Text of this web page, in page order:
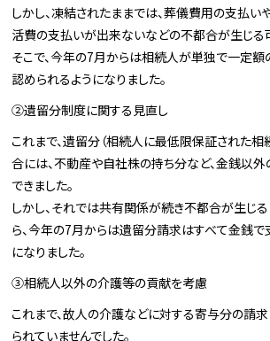
しかし、凍結されたままでは、葬儀費用の支払
活費の支払いが出来ないなどの不都合が生じる
そこで、今年の7月からは相続人が単独で一定
認められるようになりました。
②遺留分制度に関する見直し
これまで、遺留分（相続人に最低限保証された相
合には、不動産や自社株の持ち分など、金銭以
できました。
しかし、それでは共有関係が続き不都合が生じ
ら、今年の7月からは遺留分請求はすべて金銭
になりました。
③相続人以外の介護等の貢献を考慮
これまで、故人の介護などに対する寄与分の請
られていませんでした。